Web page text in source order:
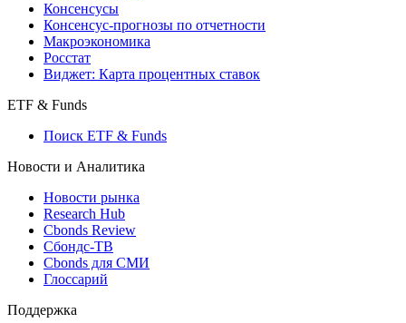
Поиск индексов
Страницы стран
Создать индекс
Консенсусы
Консенсус-прогнозы по отчетности
Макроэкономика
Виджет: Карта процентных ставок
ETF & Funds
Поиск ETF & Funds
Новости и Аналитика
Новости рынка
Research Hub
Cbonds Review
Сбондс-ТВ